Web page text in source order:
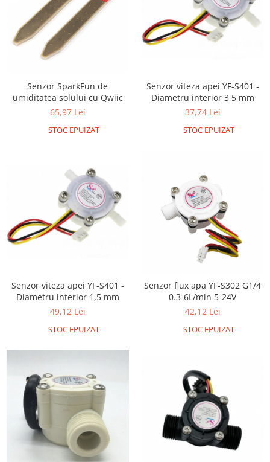
Accesorii
Antene
Breadboard
Conectori
Cutii
Condensatoare
Microcontrollere AVR
Creion 3D 3Doodler
Imprimante 3D
Imprimante 3D
Componente
Componente E3D
Filament Premium ABS 1.75 mm
Filament Premium ABS 3 mm
Filament Premium PLA 1.75 mm
Senzor SparkFun de
umiditatea solului cu Qwiic
65,97 Lei
STOC EPUIZAT
Senzor viteza apei YF-S401 -
Diametru interior 3,5 mm
37,74 Lei
STOC EPUIZAT
Senzor viteza apei YF-S401 -
Diametru interior 1,5 mm
49,12 Lei
STOC EPUIZAT
Senzor flux apa YF-S302 G1/4
0.3-6L/min 5-24V
42,12 Lei
STOC EPUIZAT